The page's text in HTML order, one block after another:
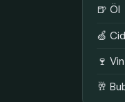
🍺 Öl
🍏
🍷 Vin
🥂